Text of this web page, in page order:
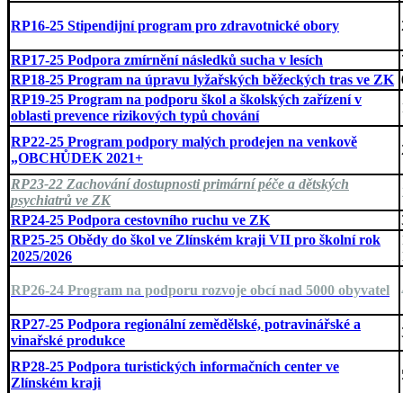
RP16-25 Stipendijní program pro zdravotnické obory
RP17-25 Podpora zmírnění následků sucha v lesích
RP18-25 Program na úpravu lyžařských běžeckých tras ve ZK
RP19-25 Program na podporu škol a školských zařízení v
oblasti prevence rizikových typů chování
RP22-25 Program podpory malých prodejen na venkově
„OBCHŮDEK 2021+
RP23-22 Zachování dostupnosti primární péče a dětských
psychiatrů ve ZK
RP24-25 Podpora cestovního ruchu ve ZK
RP25-25 Obědy do škol ve Zlínském kraji VII pro školní rok
2025/2026
RP26-24 Program na podporu rozvoje obcí nad 5000 obyvatel
RP27-25 Podpora regionální zemědělské, potravinářské a
vinařské produkce
RP28-25 Podpora turistických informačních center ve
Zlínském kraji